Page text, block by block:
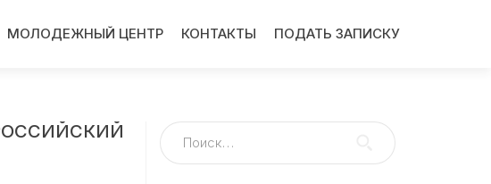
МОЛОДЕЖНЫЙ ЦЕНТР КОНТАКТЫ ПОДАТЬ ЗАПИСКУ
Найти: